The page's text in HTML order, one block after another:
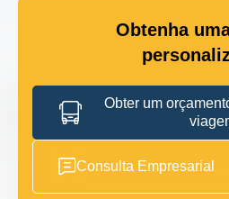
Obtenha
Obter um
Consulta Empresarial